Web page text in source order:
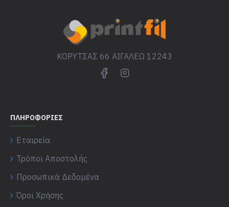
ΚΟΡΥΤΣΑΣ 66 ΑΙΓΑΛΕΩ 12243
ΠΛΗΡΟΦΟΡΊΕΣ
Εταιρεία
Τρόποι Αποστολής
Προσωπικά Δεδομένα
Όροι Χρήσης